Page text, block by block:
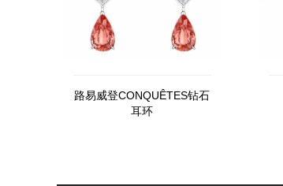
路易威登CONQUÊTES钻石
耳环